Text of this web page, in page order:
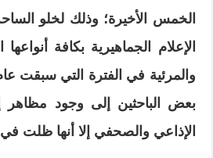
الخمس الأخيرة؛ وذلك لخلو
الإعلام الجماهيرية بكافة
بعض الباحثين إلى وجود مظاهر
الإذاعي والصحفي إلا أنها ظلت